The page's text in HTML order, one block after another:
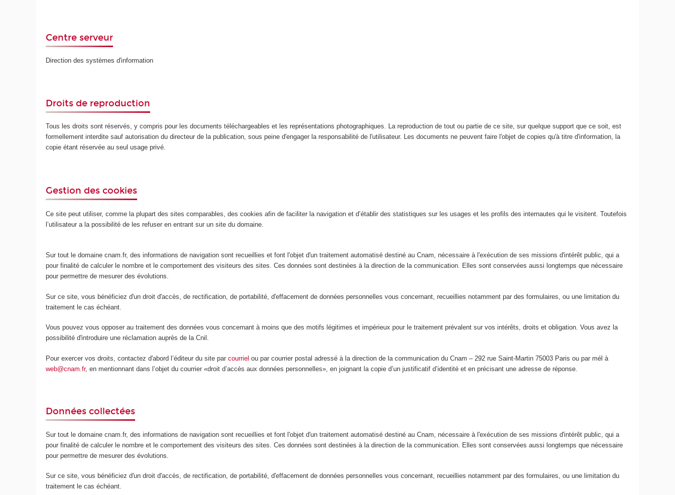
Centre serveur
Direction des systèmes d'information
Droits de reproduction
Tous les droits sont réservés, y compris pour les documents téléchargeables et les représentations photographiques. La reproduction de tout ou partie de ce site, sur quelque support que ce soit, est
formellement interdite sauf autorisation du directeur de la publication, sous peine d'engager la responsabilité de l'utilisateur. Les documents ne peuvent faire l'objet de copies qu'à titre d'information, la
copie étant réservée au seul usage privé.
Gestion des cookies
Ce site peut utiliser, comme la plupart des sites comparables, des cookies afin de faciliter la navigation et d’établir des statistiques sur les usages et les profils des internautes qui le visitent. Toutefois
l’utilisateur a la possibilité de les refuser en entrant sur un site du domaine.
Sur tout le domaine cnam.fr, des informations de navigation sont recueillies et font l'objet d'un traitement automatisé destiné au Cnam, nécessaire à l'exécution de ses missions d'intérêt public, qui a
pour finalité de calculer le nombre et le comportement des visiteurs des sites. Ces données sont destinées à la direction de la communication. Elles sont conservées aussi longtemps que nécessaire
pour permettre de mesurer des évolutions.
Sur ce site, vous bénéficiez d'un droit d'accès, de rectification, de portabilité, d'effacement de données personnelles vous concernant, recueillies notamment par des formulaires, ou une limitation du
traitement le cas échéant.
Vous pouvez vous opposer au traitement des données vous concernant à moins que des motifs légitimes et impérieux pour le traitement prévalent sur vos intérêts, droits et obligation. Vous avez la
possibilité d'introduire une réclamation auprès de la Cnil.
Pour exercer vos droits, contactez d'abord l’éditeur du site parcourriel ou par courrier postal adressé à la direction de la communication du Cnam – 292 rue Saint-Martin 75003 Paris ou par mél à
web@cnam.fr, en mentionnant dans l’objet du courrier «droit d’accès aux données personnelles», en joignant la copie d’un justificatif d’identité et en précisant une adresse de réponse.
Données collectées
Sur tout le domaine cnam.fr, des informations de navigation sont recueillies et font l'objet d'un traitement automatisé destiné au Cnam, nécessaire à l'exécution de ses missions d'intérêt public, qui a
pour finalité de calculer le nombre et le comportement des visiteurs des sites. Ces données sont destinées à la direction de la communication. Elles sont conservées aussi longtemps que nécessaire
pour permettre de mesurer des évolutions.
Sur ce site, vous bénéficiez d'un droit d'accès, de rectification, de portabilité, d'effacement de données personnelles vous concernant, recueillies notamment par des formulaires, ou une limitation du
traitement le cas échéant.